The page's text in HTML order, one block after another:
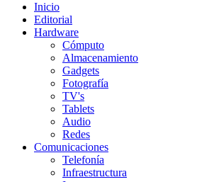
Inicio
Editorial
Hardware
Cómputo
Almacenamiento
Gadgets
Fotografía
TV's
Tablets
Audio
Redes
Comunicaciones
Telefonía
Infraestructura